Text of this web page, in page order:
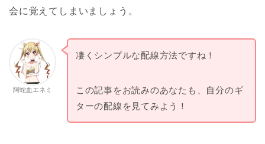
会に覚えてしまいましょう。
阿蛇血エネミ
凄くシンプルな配線方法ですね！
この記事をお読みのあなたも、自分のギ
ターの配線を見てみよう！